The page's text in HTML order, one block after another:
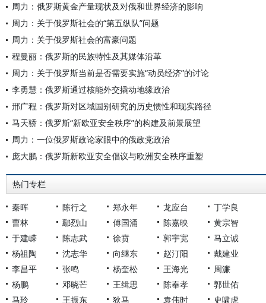
周力：俄罗斯黄金产量现状及对俄和世界经济的影响
周力：关于俄罗斯社会的“第五纵队”问题
周力：关于俄罗斯社会的富豪问题
程曼丽：俄罗斯的民族特性及其媒体沿革
周力：关于俄罗斯当前是否需要实施“动员经济”的讨论
李勇慧：俄罗斯通过核能外交撬动地缘政治
邢广程：俄罗斯对区域国别研究的历史惯性和现实路径
马天骄：俄罗斯“新欧亚安全秩序”的构建及前景展望
周力：一位俄罗斯政论家眼中的俄政党政治
庞大鹏：俄罗斯新欧亚安全倡议与欧洲安全秩序重塑
热门专栏
秦晖 陈行之 郑永年 龙应台
丁学良
曹林
鄢烈山 傅国涌 陈嘉映
黄宗智
于建嵘
陈志武 徐贲 郭宇宽
马立诚
杨祖陶
沈志华 向继东 赵汀阳
戴建业
李昌平
张鸣 杨奎松 王海光
周濂
杨鹏
邓晓芒 王缉思 陈奉孝
郭世佑
马玲
王振东 狄马 袁伟时 史啸虎